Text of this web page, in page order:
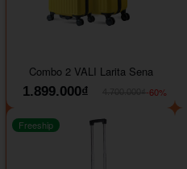
Combo 2 VALI Larita Sena
1.899.000₫
-60%
Freeship